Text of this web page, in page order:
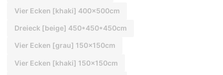
Vier Ecken [khaki] 400x500cm
Dreieck [beige] 450*450*450cm
Vier Ecken [grau] 150x150cm
Vier Ecken [khaki] 150x150cm